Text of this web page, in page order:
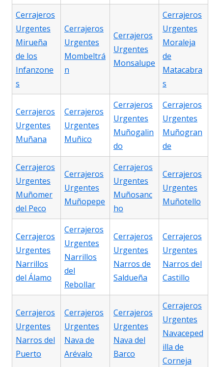
Cerrajeros
Urgentes
Mirueña
de los
Infanzone
s
Cerrajeros
Urgentes
Mombeltrá
n
Cerrajeros
Urgentes
Monsalupe
Cerrajeros
Urgentes
Moraleja
de
Matacabra
s
Cerrajeros
Urgentes
Muñana
Cerrajeros
Urgentes
Muñico
Cerrajeros
Urgentes
Muñogalin
do
Cerrajeros
Urgentes
Muñogran
de
Cerrajeros
Urgentes
Muñomer
del Peco
Cerrajeros
Urgentes
Muñopepe
Cerrajeros
Urgentes
Muñosanc
ho
Cerrajeros
Urgentes
Muñotello
Cerrajeros
Urgentes
Narrillos
del Álamo
Cerrajeros
Urgentes
Narrillos
del
Rebollar
Cerrajeros
Urgentes
Narros de
Saldueña
Cerrajeros
Urgentes
Narros del
Castillo
Cerrajeros
Urgentes
Narros del
Puerto
Cerrajeros
Urgentes
Nava de
Arévalo
Cerrajeros
Urgentes
Nava del
Barco
Cerrajeros
Urgentes
Navaceped
illa de
Corneja